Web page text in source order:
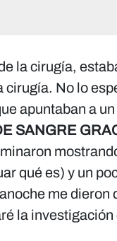
la cirugía,
cirugía. No lo
apuntaban a
SANGRE
qué es) y un
me dieron
la